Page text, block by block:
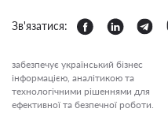
Зв'язатися:
забезпечує український бізнес
інформацією, аналітикою та
технологічними рішеннями для
ефективної та безпечної роботи.